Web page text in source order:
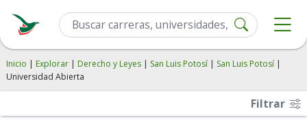
Inicio | Explorar | Derecho y Leyes | San Luis Potosí | San Luis Potosí |
Universidad Abierta
Filtrar